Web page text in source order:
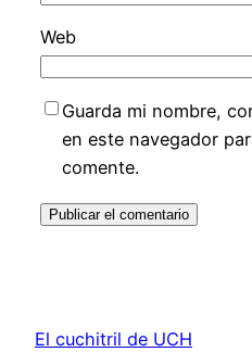
Web
Guarda mi nombre,
en este navegador
comente.
El cuchitril de UCH